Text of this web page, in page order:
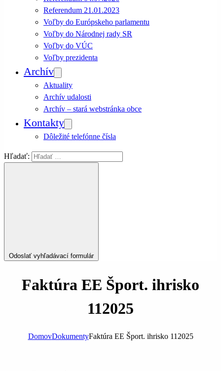
Referendum 21.01.2023
Voľby do Európskeho parlamentu
Voľby do Národnej rady SR
Voľby do VÚC
Voľby prezidenta
Archív
Aktuality
Archív udalosti
Archív – stará webstránka obce
Kontakty
Dôležité telefónne čísla
Hľadať:
Odoslať vyhľadávací formulár
Faktúra EE Šport. ihrisko
112025
DomovDokumentyFaktúra EE Šport. ihrisko 112025